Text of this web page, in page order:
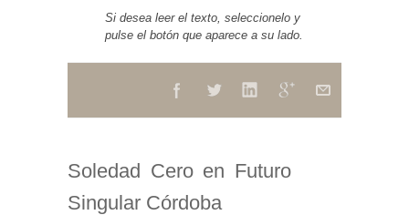
Si desea leer el texto, seleccionelo y
pulse el botón que aparece a su lado.
Soledad Cero en Futuro
Singular Córdoba